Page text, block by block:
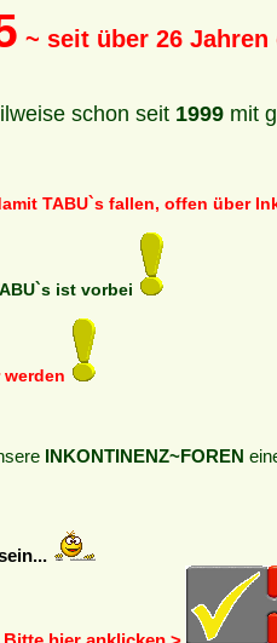
~ seit über 26
schon seit 1999 mit
TABU`s fallen, offen über
ist vorbei
INKONTINENZ~FOREN